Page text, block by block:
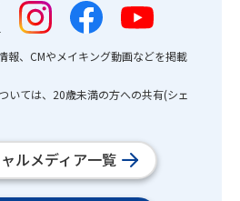
報、CMやメイキング動画などを掲載
いては、20歳未満の方への共有(シェ
ルメディア一覧